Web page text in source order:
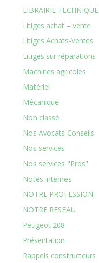
LIBRAIRIE TECHNIQUE
Litiges achat – vente
Litiges Achats-Ventes
Litiges sur réparations
Machines agricoles
Matériel
Mécanique
Non classé
Nos Avocats Conseils
Nos services
Nos services "Pros"
Notes internes
NOTRE PROFESSION
NOTRE RESEAU
Peugeot 208
Présentation
Rappels constructeurs